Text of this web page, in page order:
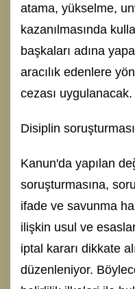
atama, yükselme,
kazanılmasında
başkaları adına
aracılık edenlere
cezası uygulanacak.
Disiplin
Kanun'da yapılan
soruşturmasına,
ifade ve savunma
ilişkin usul ve
iptal kararı dikkate
düzenleniyor.